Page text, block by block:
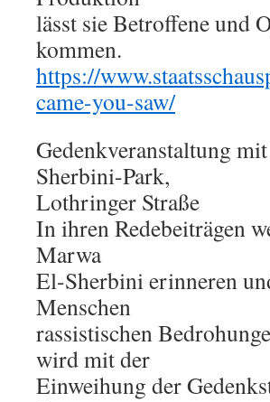
lässt sie Betroffene und
kommen.
https://
came-you-saw/
Gedenkveranstaltung
Sherbini-Park,
Lothringer Straße
In ihren Redebeiträgen
Marwa
El-Sherbini erinneren
Menschen
rassistischen
wird mit der
Einweihung der